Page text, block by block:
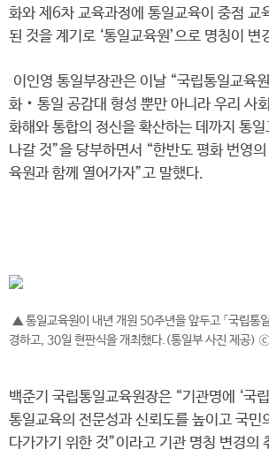
화와 제6차 교육과정에 통일교육이 중점 교
된 것을 계기로 ‘통일교육원’으로 명칭이 변
이인영 통일부장관은 이날 “국립통일교육
화‧통일 공감대 형성 뿐만 아니라 우리 사
화해와 통합의 정신을 확산하는 데까지 통일
나갈 것”을 당부하면서 “한반도 평화 번영
육원과 함께 열어가자”고 말했다.
▲ 통일교육원이 내년 개원 50주년을 앞두고 「국립통
경하고, 30일 현판식을 개최했다.(통일부 사진 제공
백준기 국립통일교육원장은 “기관명에 ‘국
통일교육의 전문성과 신뢰도를 높이고 국민
다가가기 위한 것”이라고 기관 명칭 변경의